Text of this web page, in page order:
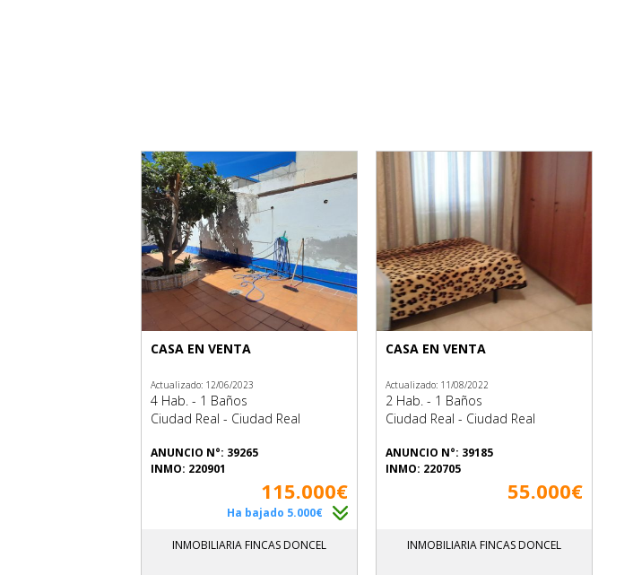
CASA EN VENTA
Actualizado: 12/06/2023
4 Hab. - 1 Baños
Ciudad Real - Ciudad Real
ANUNCIO N°: 39265
INMO: 220901
115.000€
Ha bajado 5.000€
INMOBILIARIA FINCAS DONCEL
CASA EN VENTA
Actualizado: 11/08/2022
2 Hab. - 1 Baños
Ciudad Real - Ciudad Real
ANUNCIO N°: 39185
INMO: 220705
55.000€
INMOBILIARIA FINCAS DONCEL